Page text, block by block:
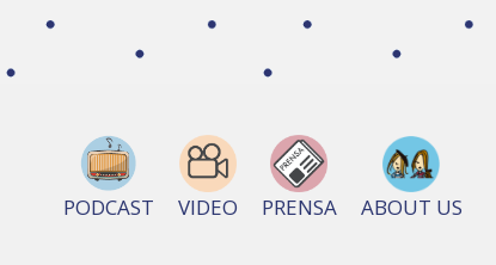
PODCAST VIDEO PRENSA ABOUT US